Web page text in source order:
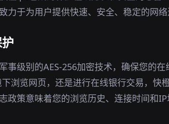
力于为用户提供快速、安全、稳定的网络
事级别的AES-256加密技术，确保您的
浏览网页，还是进行在线银行交易，快
政策意味着您的浏览历史、连接时间和